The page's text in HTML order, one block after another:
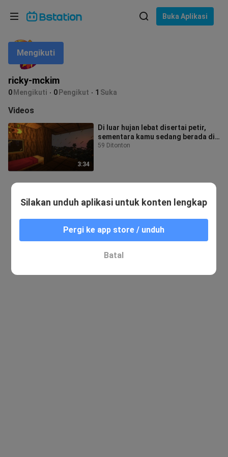
Buka Aplikasi
ricky-mckim
0 Mengikuti 0 Pengikut 1 Suka
Mengikuti
Videos
3:34
Di luar hujan lebat disertai petir,
sementara kamu sedang berada di
rumah pohon yang hangat dan bern
59 Ditonton
Bahasa: Bahasa Indonesia
Pilih bahasa
English
ภาษาไทย
Tiếng Việt
Bahasa Melayu
Silakan unduh aplikasi untuk konten lengkap
Pergi ke app store / unduh
Batal